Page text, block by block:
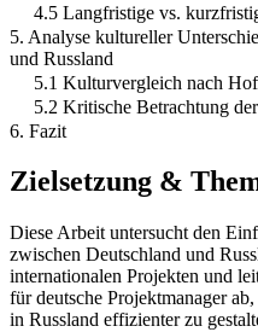
4.5 Langfristige vs.
5. Analyse kultureller
und Russland
5.1 Kulturvergleich nach
5.2 Kritische Betrachtung
6. Fazit
Zielsetzung &
Diese Arbeit untersucht den
zwischen Deutschland und
internationalen Projekten und
für deutsche Projektmanager
in Russland effizienter zu